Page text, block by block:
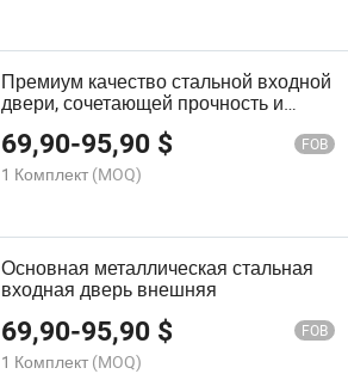
Премиум качество стальной входной
двери, сочетающей прочность и
69,90-95,90 $ FOB
1 Комплект (MOQ)
Основная металлическая стальная
входная дверь внешняя
69,90-95,90 $ FOB
1 Комплект (MOQ)